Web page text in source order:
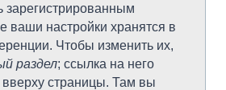
зарегистрированным
ваши настройки хранятся в
Чтобы изменить их,
раздел; ссылка на него
страницы. Там вы